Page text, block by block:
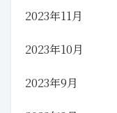
2023年11月
2023年10月
2023年9月